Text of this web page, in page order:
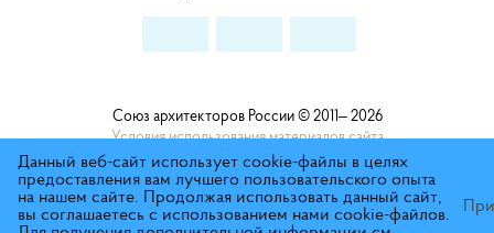
Союз архитекторов России © 2011– 2026
Условия использования материалов сайта
Политика Конфиденциальности
Данный веб-сайт использует cookie-файлы в целях
предоставления вам лучшего пользовательского опыта
на нашем сайте. Продолжая использовать данный сайт,
вы соглашаетесь с использованием нами cookie-файлов.